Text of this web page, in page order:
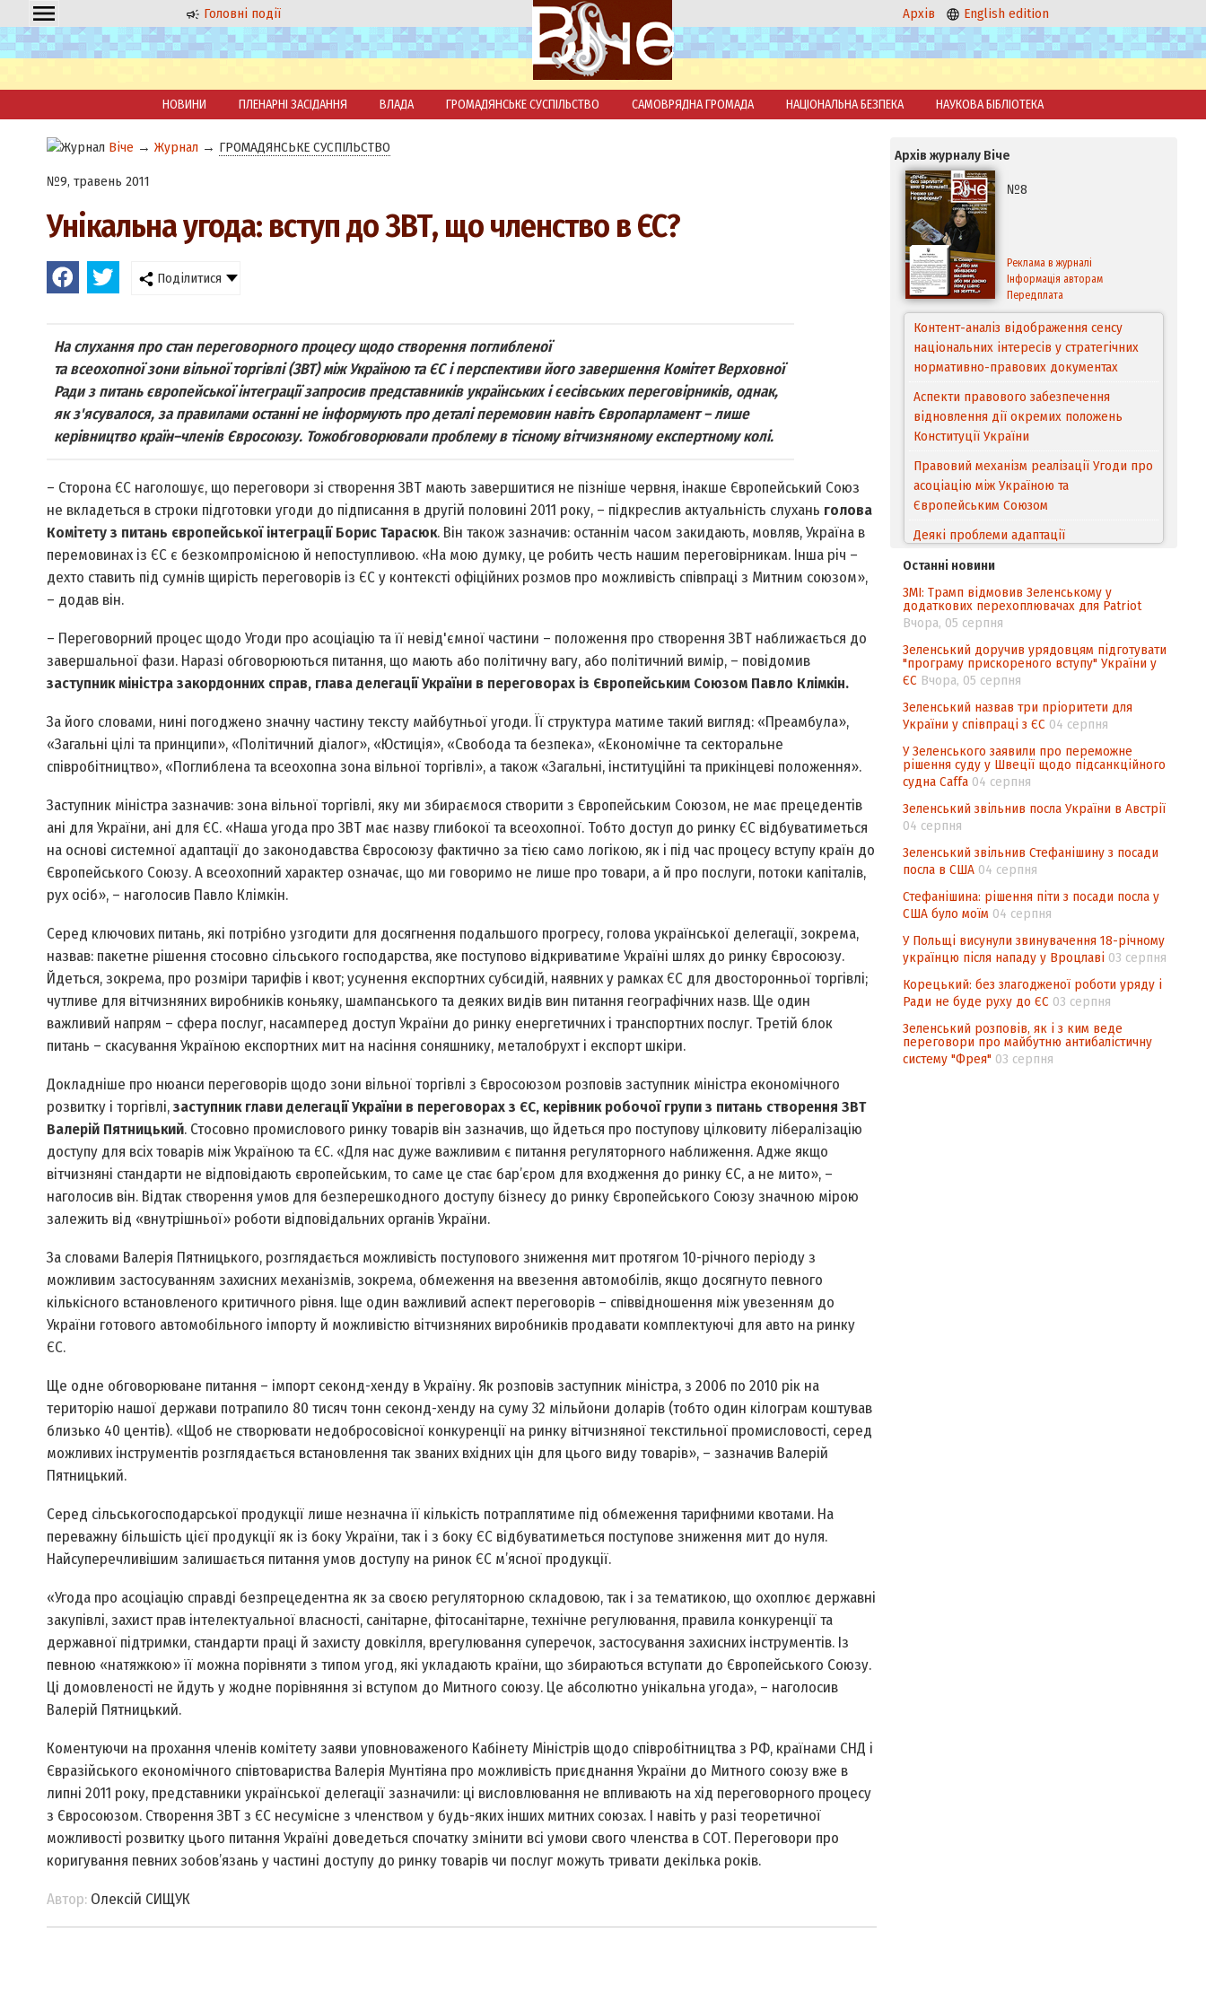
Головні події Архів English edition
НОВИНИ ПЛЕНАРНІ ЗАСІДАННЯ ВЛАДА ГРОМАДЯНСЬКЕ СУСПІЛЬСТВО САМОВРЯДНА ГРОМАДА НАЦІОНАЛЬНА БЕЗПЕКА НАУКОВА БІБЛІОТЕКА
Віче → Журнал → ГРОМАДЯНСЬКЕ СУСПІЛЬСТВО
№9, травень 2011
Унікальна угода: вступ до ЗВТ, що членство в ЄС?
Поділитися
На слухання про стан переговорного процесу щодо створення поглибленої
та всеохопної зони вільної торгівлі (ЗВТ) між Україною та ЄС і перспективи його завершення Комітет Верховної
Ради з питань європейської інтеграції запросив представників українських і єесівських переговірників, однак,
як з'ясувалося, за правилами останні не інформують про деталі перемовин навіть Європарламент – лише
керівництво країн–членів Євросоюзу. Тожобговорювали проблему в тісному вітчизняному експертному колі.
– Сторона ЄС наголошує, що переговори зі створення ЗВТ мають завершитися не пізніше червня, інакше Європейський Союз
не вкладеться в строки підготовки угоди до підписання в другій половині 2011 року, – підкреслив актуальність слухань голова
Комітету з питань європейської інтеграції Борис Тарасюк. Він також зазначив: останнім часом закидають, мовляв, Україна в
перемовинах із ЄС є безкомпромісною й непоступливою. «На мою думку, це робить честь нашим переговірникам. Інша річ –
дехто ставить під сумнів щирість переговорів із ЄС у контексті офіційних розмов про можливість співпраці з Митним союзом»,
– додав він.
– Переговорний процес щодо Угоди про асоціацію та її невід'ємної частини – положення про створення ЗВТ наближається до
завершальної фази. Наразі обговорюються питання, що мають або політичну вагу, або політичний вимір, – повідомив
заступник міністра закордонних справ, глава делегації України в переговорах із Європейським Союзом Павло Клімкін.
За його словами, нині погоджено значну частину тексту майбутньої угоди. Її структура матиме такий вигляд: «Преамбула»,
«Загальні цілі та принципи», «Політичний діалог», «Юстиція», «Свобода та безпека», «Економічне та секторальне
співробітництво», «Поглиблена та всеохопна зона вільної торгівлі», а також «Загальні, інституційні та прикінцеві положення».
Заступник міністра зазначив: зона вільної торгівлі, яку ми збираємося створити з Європейським Союзом, не має прецедентів
ані для України, ані для ЄС. «Наша угода про ЗВТ має назву глибокої та всеохопної. Тобто доступ до ринку ЄС відбуватиметься
на основі системної адаптації до законодавства Євросоюзу фактично за тією само логікою, як і під час процесу вступу країн до
Європейського Союзу. А всеохопний характер означає, що ми говоримо не лише про товари, а й про послуги, потоки капіталів,
рух осіб», – наголосив Павло Клімкін.
Серед ключових питань, які потрібно узгодити для досягнення подальшого прогресу, голова української делегації, зокрема,
назвав: пакетне рішення стосовно сільського господарства, яке поступово відкриватиме Україні шлях до ринку Євросоюзу.
Йдеться, зокрема, про розміри тарифів і квот; усунення експортних субсидій, наявних у рамках ЄС для двосторонньої торгівлі;
чутливе для вітчизняних виробників коньяку, шампанського та деяких видів вин питання географічних назв. Ще один
важливий напрям – сфера послуг, насамперед доступ України до ринку енергетичних і транспортних послуг. Третій блок
питань – скасування Україною експортних мит на насіння соняшнику, металобрухт і експорт шкіри.
Докладніше про нюанси переговорів щодо зони вільної торгівлі з Євросоюзом розповів заступник міністра економічного
розвитку і торгівлі,заступник глави делегації України в переговорах з ЄС, керівник робочої групи з питань створення ЗВТ
Валерій Пятницький. Стосовно промислового ринку товарів він зазначив, що йдеться про поступову цілковиту лібералізацію
доступу для всіх товарів між Україною та ЄС. «Для нас дуже важливим є питання регуляторного наближення. Адже якщо
вітчизняні стандарти не відповідають європейським, то саме це стає бар’єром для входження до ринку ЄС, а не мито», –
наголосив він. Відтак створення умов для безперешкодного доступу бізнесу до ринку Європейського Союзу значною мірою
залежить від «внутрішньої» роботи відповідальних органів України.
За словами Валерія Пятницького, розглядається можливість поступового зниження мит протягом 10-річного періоду з
можливим застосуванням захисних механізмів, зокрема, обмеження на ввезення автомобілів, якщо досягнуто певного
кількісного встановленого критичного рівня. Іще один важливий аспект переговорів – співвідношення між увезенням до
України готового автомобільного імпорту й можливістю вітчизняних виробників продавати комплектуючі для авто на ринку
ЄС.
Ще одне обговорюване питання – імпорт секонд-хенду в Україну. Як розповів заступник міністра, з 2006 по 2010 рік на
територію нашої держави потрапило 80 тисяч тонн секонд-хенду на суму 32 мільйони доларів (тобто один кілограм коштував
близько 40 центів). «Щоб не створювати недобросовісної конкуренції на ринку вітчизняної текстильної промисловості, серед
можливих інструментів розглядається встановлення так званих вхідних цін для цього виду товарів», – зазначив Валерій
Пятницький.
Серед сільськогосподарської продукції лише незначна її кількість потраплятиме під обмеження тарифними квотами. На
переважну більшість цієї продукції як із боку України, так і з боку ЄС відбуватиметься поступове зниження мит до нуля.
Найсуперечливішим залишається питання умов доступу на ринок ЄС м’ясної продукції.
«Угода про асоціацію справді безпрецедентна як за своєю регуляторною складовою, так і за тематикою, що охоплює державні
закупівлі, захист прав інтелектуальної власності, санітарне, фітосанітарне, технічне регулювання, правила конкуренції та
державної підтримки, стандарти праці й захисту довкілля, врегулювання суперечок, застосування захисних інструментів. Із
певною «натяжкою» її можна порівняти з типом угод, які укладають країни, що збираються вступати до Європейського Союзу.
Ці домовленості не йдуть у жодне порівняння зі вступом до Митного союзу. Це абсолютно унікальна угода», – наголосив
Валерій Пятницький.
Коментуючи на прохання членів комітету заяви уповноваженого Кабінету Міністрів щодо співробітництва з РФ, країнами СНД і
Євразійського економічного співтовариства Валерія Мунтіяна про можливість приєднання України до Митного союзу вже в
липні 2011 року, представники української делегації зазначили: ці висловлювання не впливають на хід переговорного процесу
з Євросоюзом. Створення ЗВТ з ЄС несумісне з членством у будь-яких інших митних союзах. І навіть у разі теоретичної
можливості розвитку цього питання Україні доведеться спочатку змінити всі умови свого членства в СОТ. Переговори про
коригування певних зобов’язань у частині доступу до ринку товарів чи послуг можуть тривати декілька років.
Автор:Олексій СИЩУК
Архів журналу Віче
№8
Реклама в журналі
Інформація авторам
Передплата
Контент-аналіз відображення сенсу
національних інтересів у стратегічних
нормативно-правових документах
Аспекти правового забезпечення
відновлення дії окремих положень
Конституції України
Правовий механізм реалізації Угоди про
асоціацію між Україною та
Європейським Cоюзом
Деякі проблеми адаптації
походження товарів відповідно до
Угоди про торговельні аспекти прав
інтелектуальної власності (TRIPS) у
контексті євроінтеграції
Аналіз виборчого законодавства щодо
невизначеності механізму повторного
підрахунку голосів виборців
Інформаційна безпека суспільства
Останні новини
ЗМІ: Трамп відмовив Зеленському у
додаткових перехоплювачах для Patriot
Вчора, 05 серпня
Зеленський доручив урядовцям підготувати
"програму прискореного вступу" України у
ЄС Вчора, 05 серпня
Зеленський назвав три пріоритети для
України у співпраці з ЄС 04 серпня
У Зеленського заявили про переможне
рішення суду у Швеції щодо підсанкційного
судна Caffa 04 серпня
Зеленський звільнив посла України в Австрії
04 серпня
Зеленський звільнив Стефанішину з посади
посла в США 04 серпня
Стефанішина: рішення піти з посади посла у
США було моїм 04 серпня
У Польщі висунули звинувачення 18-річному
українцю після нападу у Вроцлаві 03 серпня
Корецький: без злагодженої роботи уряду і
Ради не буде руху до ЄС 03 серпня
Зеленський розповів, як і з ким веде
переговори про майбутню антибалістичну
систему "Фрея" 03 серпня